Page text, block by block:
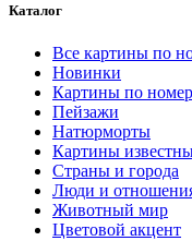
Каталог
Все картины по
Новинки
Картины по
Пейзажи
Натюрморты
Картины
Страны и города
Люди и
Животный мир
Цветовой акцент